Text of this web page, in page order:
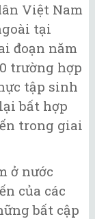
Việt Nam
tại
đoạn năm
trường hợp
tập sinh
bất hợp
trong giai
ở nước
của các
bất cập